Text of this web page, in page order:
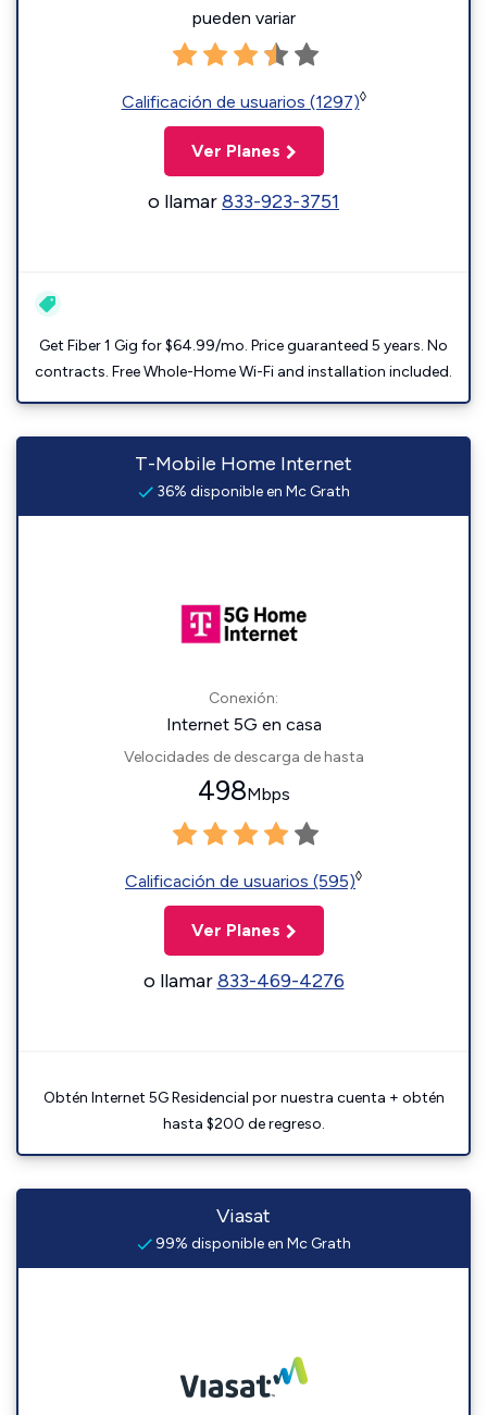
pueden variar
Calificación de usuarios (1297)◊
Ver Planes
o llamar833-923-3751
Get Fiber 1 Gig for $64.99/mo. Price guaranteed 5 years. No
contracts. Free Whole-Home Wi-Fi and installation included.
T-Mobile Home Internet
36% disponible en Mc Grath
Conexión:
Internet 5G en casa
Velocidades de descarga de hasta
498Mbps
Calificación de usuarios (595)◊
Ver Planes
o llamar833-469-4276
Obtén Internet 5G Residencial por nuestra cuenta + obtén
hasta $200 de regreso.
Viasat
99% disponible en Mc Grath